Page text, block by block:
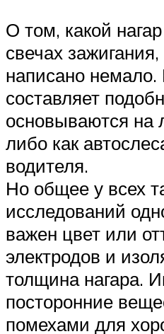
О том, какой
свечах
написано немало.
составляет
основываются на
либо как
водителя.
Но общее у всех
исследований
важен цвет или
электродов и
толщина нагара.
посторонние
помехами для